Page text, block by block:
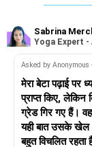
Sabrina
Yoga Expert -
Asked by Anonymous
मेरा बेटा पढ़ाई पर
प्राप्त किए,
ग्रेड गिर गए हैं।
यही बात उसके खेल
बहुत विचलित